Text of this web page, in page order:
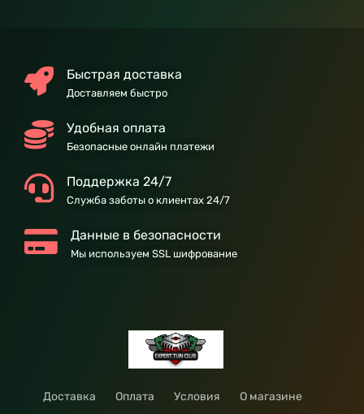
Быстрая доставка
Доставляем быстро
Удобная оплата
Безопасные онлайн платежи
Поддержка 24/7
Служба заботы о клиентах 24/7
Данные в безопасности
Мы используем SSL шифрование
Доставка Оплата Условия
О магазине